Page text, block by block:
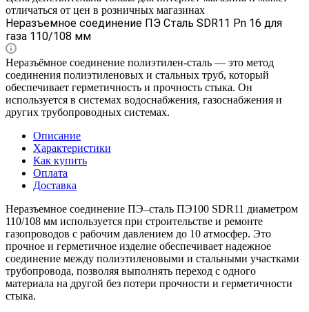
отличаться от цен в розничных магазинах
Неразъемное соединение ПЭ Сталь SDR11 Pn 16 для
газа 110/108 мм
Неразъёмное соединение полиэтилен-сталь — это метод
соединения полиэтиленовых и стальных труб, который
обеспечивает герметичность и прочность стыка. Он
используется в системах водоснабжения, газоснабжения и
других трубопроводных системах.
Описание
Характеристики
Как купить
Оплата
Доставка
Неразъемное соединение ПЭ–сталь ПЭ100 SDR11 диаметром
110/108 мм используется при строительстве и ремонте
газопроводов с рабочим давлением до 10 атмосфер. Это
прочное и герметичное изделие обеспечивает надежное
соединение между полиэтиленовыми и стальными участками
трубопровода, позволяя выполнять переход с одного
материала на другой без потери прочности и герметичности
стыка.